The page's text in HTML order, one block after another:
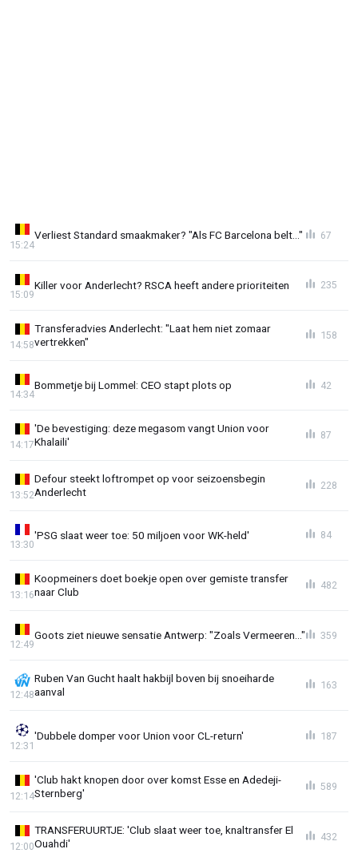
Verliest Standard smaakmaker? "Als FC Barcelona belt..."
15:24
67
Killer voor Anderlecht? RSCA heeft andere prioriteiten
15:09
235
Transferadvies Anderlecht: "Laat hem niet zomaar
vertrekken"
14:58
158
Bommetje bij Lommel: CEO stapt plots op
14:34
42
'De bevestiging: deze megasom vangt Union voor
Khalaili'
14:17
87
Defour steekt loftrompet op voor seizoensbegin
Anderlecht
13:52
228
'PSG slaat weer toe: 50 miljoen voor WK-held'
13:30
84
Koopmeiners doet boekje open over gemiste transfer
naar Club
13:16
482
Goots ziet nieuwe sensatie Antwerp: "Zoals Vermeeren..."
12:49
359
Ruben Van Gucht haalt hakbijl boven bij snoeiharde
aanval
12:48
163
'Dubbele domper voor Union voor CL-return'
12:31
187
'Club hakt knopen door over komst Esse en Adedeji-
Sternberg'
12:14
589
TRANSFERUURTJE: 'Club slaat weer toe, knaltransfer El
Ouahdi'
12:00
432